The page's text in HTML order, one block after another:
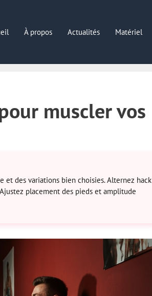
À propos Actualités Matériel
muscler vos
et des variations bien choisies. Alternez hack
placement des pieds et amplitude